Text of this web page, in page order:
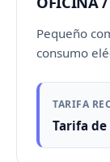
Pequeño
consumo
TARIFA
Tarifa de